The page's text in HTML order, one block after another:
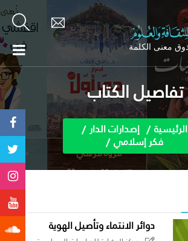
تفاصيل الكتاب
الرئيسية إصدارات الدار
فكر إسلامي
دوائر الانتماء وتأصيل الهوية